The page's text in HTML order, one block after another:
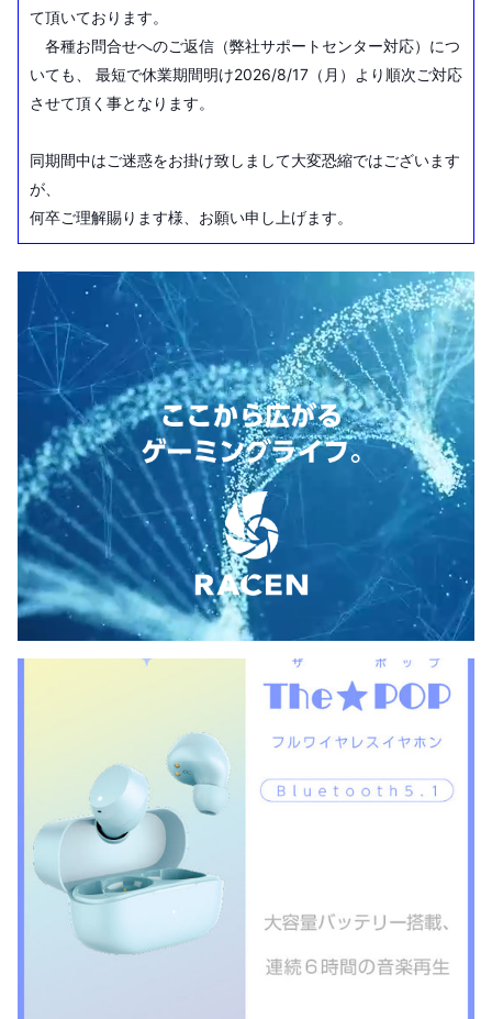
て頂いております。
各種お問合せへのご返信（弊社サポートセンター対応）につ
いても、 最短で休業期間明け2026/8/17（月）より順次ご対応
させて頂く事となります。
同期間中はご迷惑をお掛け致しまして大変恐縮ではございます
が、
何卒ご理解賜ります様、お願い申し上げます。